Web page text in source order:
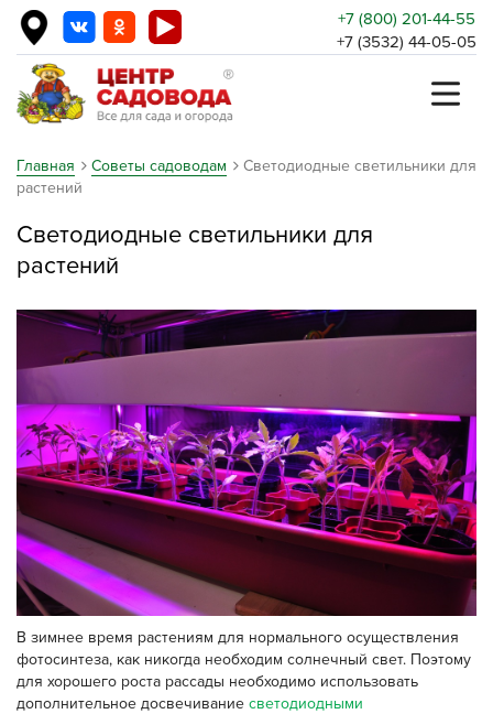
+7 (800) 201-44-55
+7 (3532) 44-05-05
Главная Советы садоводам
Светодиодные светильники для
растений
Светодиодные светильники для
растений
В зимнее время растениям для нормального осуществления
фотосинтеза, как никогда необходим солнечный свет. Поэтому
для хорошего роста рассады необходимо использовать
дополнительное досвечивание светодиодными